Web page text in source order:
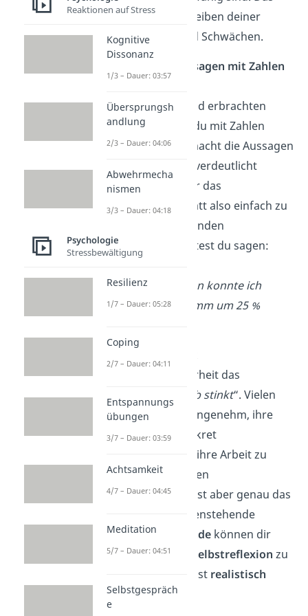
hilft dir beim Beschreiben deiner
eigenen Stärken und Schwächen.
Belege deine Aussagen mit Zahlen
Alle deineErfolge
und erbrachten
Leistungen
solltest du mit Zahlen
untermauern. Das macht die Aussagen
und verdeutlicht
deinenMehrwert
für das
Unternehmen. Anstatt also einfach zu
sagen, du hättest Kunden
dazugewonnen, solltest du sagen:
Verkaufsmaßnahmen konnte ich
unseren Kundenstamm um 25 %
Du kennst mit Sicherheit das
Sprichwort „
Eigenlob stinkt“. Vielen
Menschen ist es unangenehm, ihre
eigenen Erfolge konkret
hervorzuheben und ihre Arbeit zu
loben — in einer guten
Selbsteinschätzung ist aber genau das
enorm wichtig! Außenstehende
Kollegenoder Freundekönnen dir
dabei helfen, deine
Selbstreflexion zu
und dich selbst realistisch
einzuschätzen.
Reaktionen auf Stress
Kognitive
Dissonanz
1/3 – Dauer: 03:57
Übersprungsh
andlung
2/3 – Dauer: 04:06
Abwehrmecha
nismen
3/3 – Dauer: 04:18
Psychologie
Stressbewältigung
Resilienz
1/7 – Dauer: 05:28
Coping
2/7 – Dauer: 04:11
Entspannungs
übungen
3/7 – Dauer: 03:59
Achtsamkeit
4/7 – Dauer: 04:45
Meditation
5/7 – Dauer: 04:51
Selbstgespräch
e